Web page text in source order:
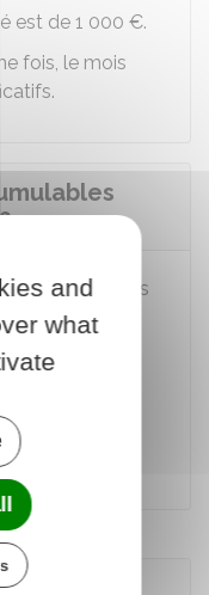
est de 1 000 €.
fois, le mois
avec les
and
what